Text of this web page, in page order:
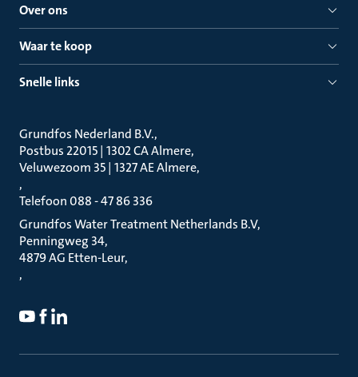
Over ons
Waar te koop
Snelle links
Grundfos Nederland B.V.
Postbus 22015 | 1302 CA Almere
Veluwezoom 35 | 1327 AE Almere
Telefoon 088 - 47 86 336
Grundfos Water Treatment Netherlands B.V
Penningweg 34
4879 AG Etten-Leur